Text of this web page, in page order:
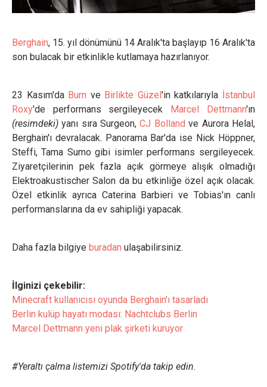
Berghain, 15. yıl dönümünü 14 Aralık'ta başlayıp 16 Aralık'ta
son bulacak bir etkinlikle kutlamaya hazırlanıyor.
23 Kasım'da Burn ve Birlikte Güzel 'in katkılarıyla İstanbul
Roxy'de performans sergileyecek Marcel Dettmann'ın
(resimdeki) yanı sıra Surgeon,CJ Bolland ve Aurora Helal,
Berghain'ı devralacak. Panorama Bar'da ise Nick Höppner,
Steffi, Tama Sumo gibi isimler performans sergileyecek.
Ziyaretçilerinin pek fazla açık görmeye alışık olmadığı
Elektroakustischer Salon da bu etkinliğe özel açık olacak.
Özel etkinlik ayrıca Caterina Barbieri ve Tobias'ın canlı
performanslarına da ev sahipliği yapacak.
Daha fazla bilgiye buradan ulaşabilirsiniz.
İlginizi çekebilir:
Minecraft kullanıcısı oyunda Berghain'ı tasarladı
Berlin kulüp hayatı modası: Nachtclubs Berlin
Marcel Dettmann yeni plak şirketi kuruyor
#Yeraltı çalma listemizi Spotify'da takip edin.